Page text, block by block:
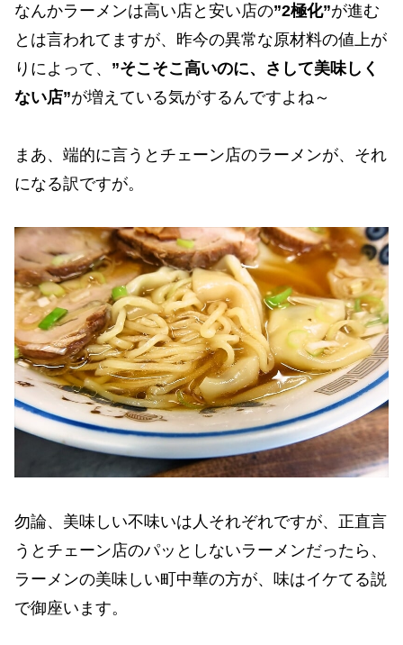
なんかラーメンは高い店と安い店の”2極化”が進む
とは言われてますが、昨今の異常な原材料の値上が
りによって、 ”そこそこ高いのに、さして美味しく
ない店”が増えている気がするんですよね～
まあ、端的に言うとチェーン店のラーメンが、それ
になる訳ですが。
勿論、美味しい不味いは人それぞれですが、正直言
うとチェーン店のパッとしないラーメンだったら、
ラーメンの美味しい町中華の方が、味はイケてる説
で御座います。